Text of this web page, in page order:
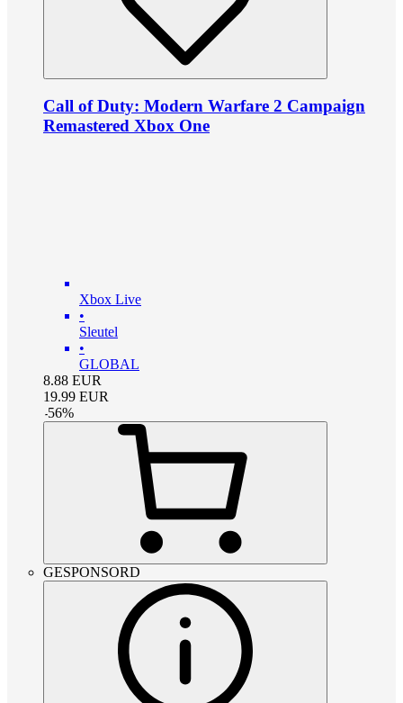
Call of Duty: Modern Warfare 2 Campaign
Remastered Xbox One
Xbox Live
•
Sleutel
•
GLOBAL
8.88 EUR
19.99 EUR
-56%
GESPONSORD